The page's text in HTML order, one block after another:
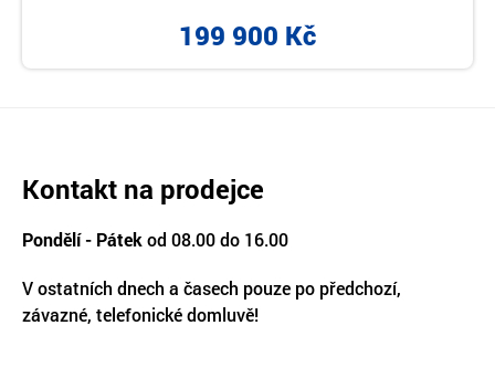
199 900 Kč
Kontakt na prodejce
Pondělí - Pátek od 08.00 do 16.00
V ostatních dnech a časech pouze po předchozí,
závazné, telefonické domluvě!